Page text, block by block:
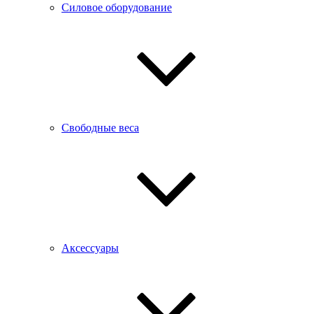
Силовое оборудование
Свободные веса
Аксессуары